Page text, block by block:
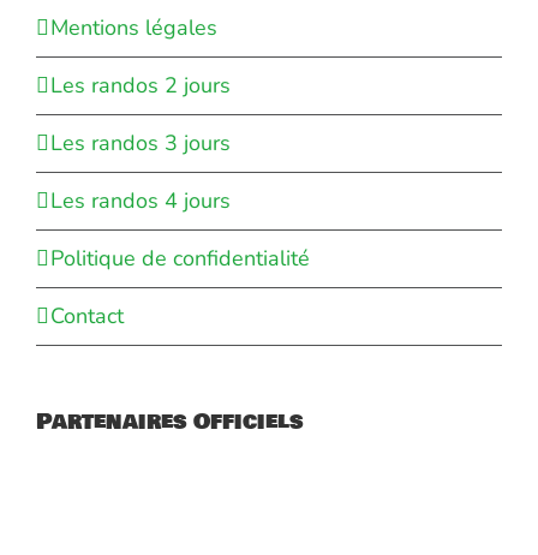
Mentions légales
Les randos 2 jours
Les randos 3 jours
Les randos 4 jours
Politique de confidentialité
Contact
Partenaires Officiels